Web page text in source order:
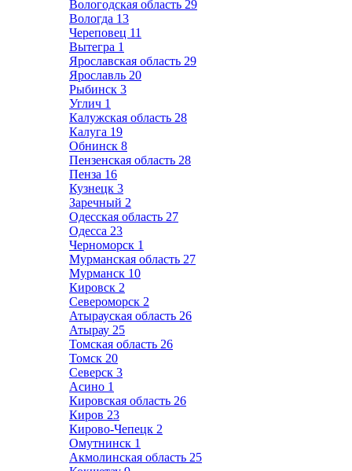
Вологодская область 29
Вологда 13
Череповец 11
Вытегра 1
Ярославская область 29
Ярославль 20
Рыбинск 3
Углич 1
Калужская область 28
Калуга 19
Обнинск 8
Пензенская область 28
Пенза 16
Кузнецк 3
Заречный 2
Одесская область 27
Одесса 23
Черноморск 1
Мурманская область 27
Мурманск 10
Кировск 2
Североморск 2
Атырауская область 26
Атырау 25
Томская область 26
Томск 20
Северск 3
Асино 1
Кировская область 26
Киров 23
Кирово-Чепецк 2
Омутнинск 1
Акмолинская область 25